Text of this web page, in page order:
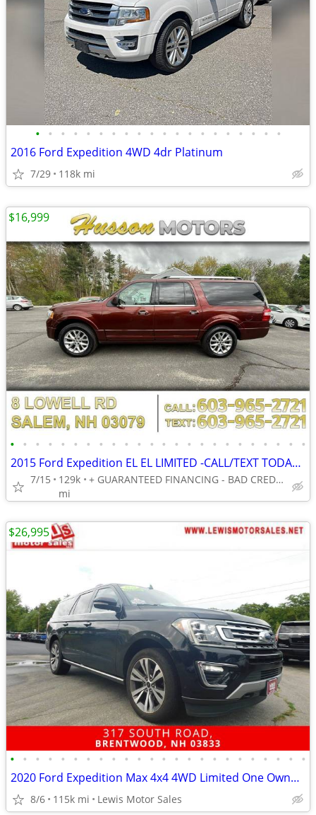
• • • • • • • • • • • • • • • • • • • •
2016 Ford Expedition 4WD 4dr Platinum
7/29 118k mi
• • • • • • • • • • • • • • • • • • • • • • • •
2015 Ford Expedition EL EL LIMITED -CALL/TEXT TODAY! (603) 965-2721
7/15
129k
mi
+ GUARANTEED FINANCING - BAD CREDIT, NO CREDIT, NO PROBLEM!
$16,999
• • • • • • • • • • • • • • • • • • • • • • • •
2020 Ford Expedition Max 4x4 4WD Limited One Owner Fully Loaded SUV
8/6 115k mi Lewis Motor Sales
$26,995